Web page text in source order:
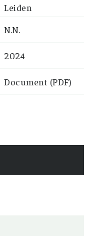
Leiden
N.N.
2024
Document (PDF)